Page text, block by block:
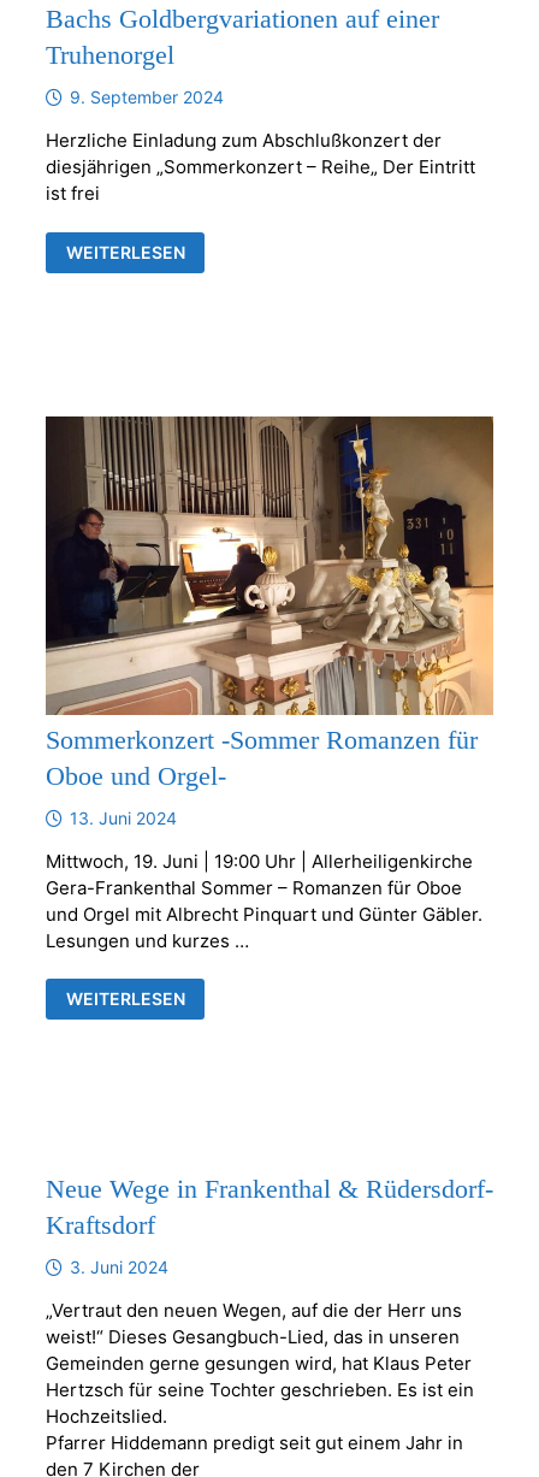
Bachs Goldbergvariationen auf einer
Truhenorgel
9. September 2024
Herzliche Einladung zum Abschlußkonzert der
diesjährigen „Sommerkonzert – Reihe„ Der Eintritt
ist frei
BENJAMIN
STIELAU
UND
TRUHENORGEL
WEITERLESEN
Sommerkonzert -Sommer Romanzen für
Oboe und Orgel-
13. Juni 2024
Mittwoch, 19. Juni | 19:00 Uhr | Allerheiligenkirche
Gera-Frankenthal Sommer – Romanzen für Oboe
und Orgel mit Albrecht Pinquart und Günter Gäbler.
Lesungen und kurzes …
SOMMERKONZERT
-
WEITERLESEN
Neue Wege in Frankenthal & Rüdersdorf-
Kraftsdorf
3. Juni 2024
„Vertraut den neuen Wegen, auf die der Herr uns
weist!“ Dieses Gesangbuch-Lied, das in unseren
Gemeinden gerne gesungen wird, hat Klaus Peter
Hertzsch für seine Tochter geschrieben. Es ist ein
Hochzeitslied.
Pfarrer Hiddemann predigt seit gut einem Jahr in
den 7 Kirchen der